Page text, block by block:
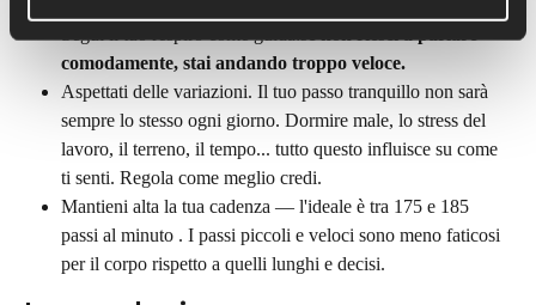
comodamente, stai andando troppo veloce.
Aspettati delle variazioni. Il tuo passo tranquillo non sarà
sempre lo stesso ogni giorno. Dormire male, lo stress del
lavoro, il terreno, il tempo... tutto questo influisce su come
ti senti. Regola come meglio credi.
Mantieni alta la tua cadenza — l'ideale è tra 175 e 185
passi al minuto . I passi piccoli e veloci sono meno faticosi
per il corpo rispetto a quelli lunghi e decisi.